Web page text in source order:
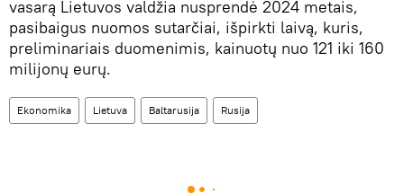
vasarą Lietuvos valdžia nusprendė 2024 metais,
pasibaigus nuomos sutarčiai, išpirkti laivą, kuris,
preliminariais duomenimis, kainuotų nuo 121 iki 160
milijonų eurų.
Ekonomika Lietuva Baltarusija Rusija